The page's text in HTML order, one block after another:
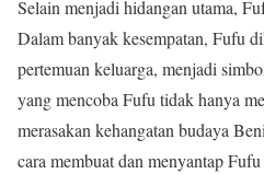
Selain menjadi hidangan utama,
Dalam banyak kesempatan, Fufu
pertemuan keluarga, menjadi
yang mencoba Fufu tidak hanya
merasakan kehangatan budaya
cara membuat dan menyantap